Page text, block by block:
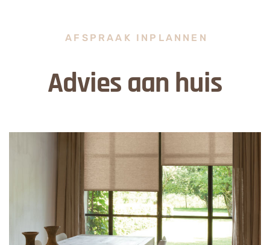
AFSPRAAK INPLANNEN
Advies aan huis